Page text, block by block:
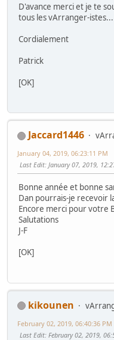
D'avance merci et je te
tous les vArranger-istes...
Cordialement
Patrick
[OK]
Jaccard1446
January 04, 2019, 06:23:11 PM
Last Edit: January 07, 2019,
Bonne année et bonne
Dan pourrais-je recevoir
Encore merci pour votre
Salutations
J-F
[OK]
kikounen
February 02, 2019, 06:40:36 PM
Last Edit: February 02, 2019,